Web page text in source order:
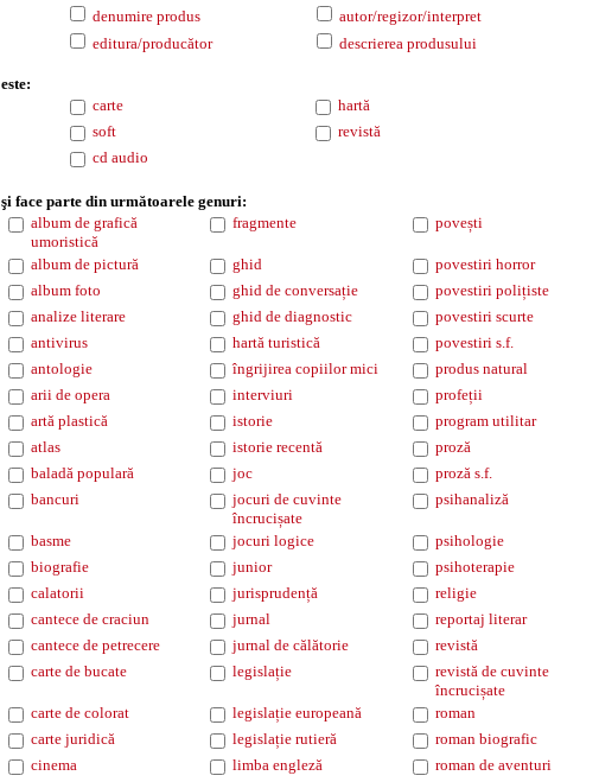
denumire produs
autor/regizor/interpret
editura/producător
descrierea produsului
este:
carte
hartă
soft
revistă
cd audio
şi face parte din următoarele genuri:
album de grafică
umoristică
fragmente povești
album de pictură ghid
povestiri horror
album foto
ghid de conversație
povestiri polițiste
analize literare
ghid de diagnostic
povestiri scurte
antivirus
hartă turistică
povestiri s.f.
antologie
îngrijirea copiilor mici
produs natural
arii de opera
interviuri
profeții
artă plastică
istorie
program utilitar
atlas
istorie recentă
proză
baladă populară
joc
proză s.f.
bancuri
jocuri de cuvinte
încrucișate
psihanaliză
basme jocuri logice
psihologie
biografie
junior
psihoterapie
calatorii
jurisprudență
religie
cantece de craciun
jurnal
reportaj literar
cantece de petrecere
jurnal de călătorie
revistă
carte de bucate
legislație
revistă de cuvinte
încrucișate
carte de colorat
legislație europeană
roman
carte juridică
legislație rutieră
roman biografic
cinema
limba engleză
roman de aventuri